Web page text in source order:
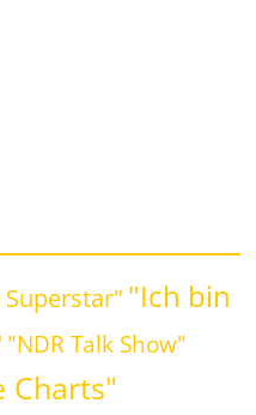
"Ich bin
"NDR Talk Show"
Charts"